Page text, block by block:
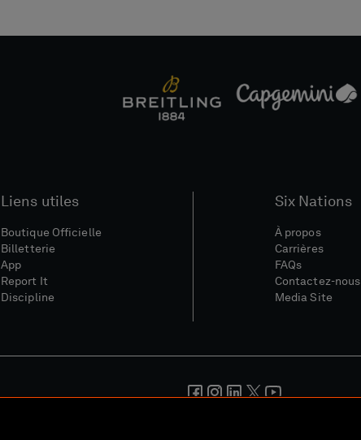
Liens utiles
Boutique Officielle
Billetterie
App
Report It
Discipline
Six Nations
À propos
Carrières
FAQs
Contactez-nous
Media Site